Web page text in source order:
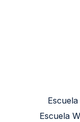
Escuela